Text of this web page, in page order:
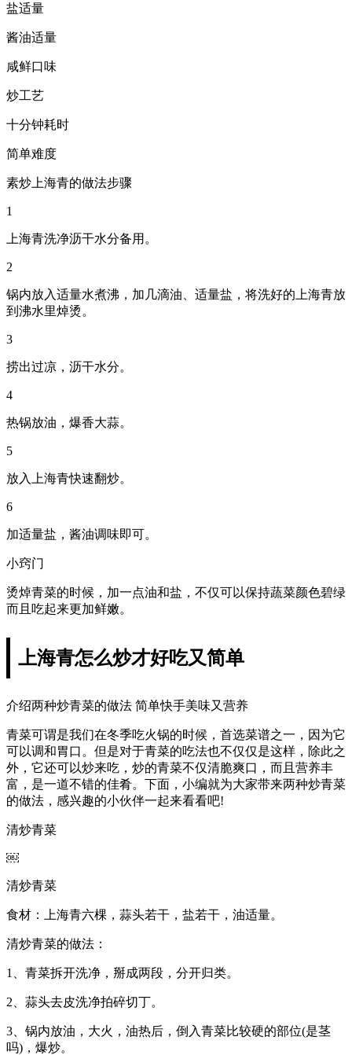
盐适量
酱油适量
咸鲜口味
炒工艺
十分钟耗时
简单难度
素炒上海青的做法步骤
1
上海青洗净沥干水分备用。
2
锅内放入适量水煮沸，加几滴油、适量盐，将洗好的上海青放
到沸水里焯烫。
3
捞出过凉，沥干水分。
4
热锅放油，爆香大蒜。
5
放入上海青快速翻炒。
6
加适量盐，酱油调味即可。
小窍门
烫焯青菜的时候，加一点油和盐，不仅可以保持蔬菜颜色碧绿
而且吃起来更加鲜嫩。
上海青怎么炒才好吃又简单
介绍两种炒青菜的做法 简单快手美味又营养
青菜可谓是我们在冬季吃火锅的时候，首选菜谱之一，因为它
可以调和胃口。但是对于青菜的吃法也不仅仅是这样，除此之
外，它还可以炒来吃，炒的青菜不仅清脆爽口，而且营养丰
富，是一道不错的佳肴。下面，小编就为大家带来两种炒青菜
的做法，感兴趣的小伙伴一起来看看吧!
清炒青菜
￼
清炒青菜
食材：上海青六棵，蒜头若干，盐若干，油适量。
清炒青菜的做法：
1、青菜拆开洗净，掰成两段，分开归类。
2、蒜头去皮洗净拍碎切丁。
3、锅内放油，大火，油热后，倒入青菜比较硬的部位(是茎
吗)，爆炒。